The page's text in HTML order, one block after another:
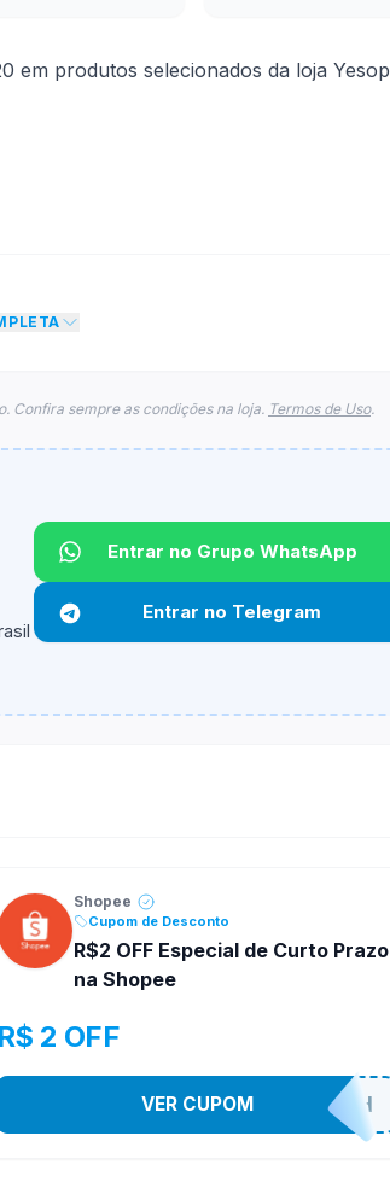
em produtos selecionados da loja Yesop
20,00 no total do carrinho, não foram
esse cupom.
Confira sempre as condições na loja. Termos de Uso.
Entrar no Grupo WhatsApp
Entrar no Telegram
Shopee
Cupom de Desconto
R$2 OFF Especial de Curto Prazo
na Shopee
R$ 2 OFF
VNOXHEDSH
VER CUPOM